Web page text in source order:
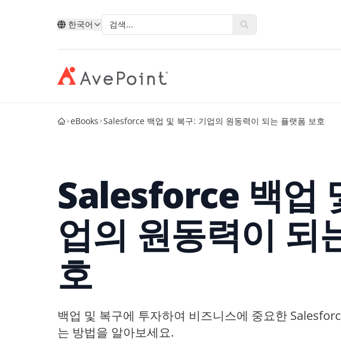
한국어
Google
Salesforce
금융 서비스
에너지 및 공공시설
제조업
모던 스위트
AvePoint Confide
안전한 메시징 솔루션
Fly SaaS
효율적인 콘텐츠 마이그레이션
MaivenPoint
학습의 무한한 확장
AvePoint tyGraph
복원력 스위트
멀티- SaaS 클라우드 백업
신뢰할 수 있는 데이터 보
AvePoint Opus
데이터 보존 및 관리
AvePoint를 통한 클라우드 서
비스 판매를 확장합니다.
파트너 되기 로그인
파트너 프로그램
파트너십 혜택
파트너 포털 안내
유형별
고객 사례
eBooks
웨비나
블로그
워크숍
분석 보고서
추천 리
에이전
eBooks Salesforce 백업 및 복구: 기업의 원동력이 되는 플랫폼 보호
Salesforce 백업
업의 원동력이 되
호
백업 및 복구에 투자하여 비즈니스에 중요한
는 방법을 알아보세요.